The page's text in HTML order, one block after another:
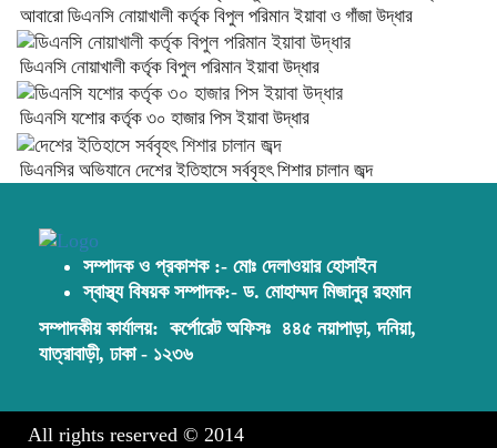
আবারো ডিএনসি নোয়াখালী কর্তৃক বিপুল পরিমান ইয়াবা ও গাঁজা উদ্ধার
ডিএনসি নোয়াখালী কর্তৃক বিপুল পরিমান ইয়াবা উদ্ধার
ডিএনসি যশোর কর্তৃক ৩০ হাজার পিস ইয়াবা উদ্ধার
ডিএনসির অভিযানে দেশের ইতিহাসে সর্ববৃহৎ শিশার চালান জব্দ
সম্পাদক ও প্রকাশক :- মোঃ দেলাওয়ার হোসাইন
স্বাস্থ্য বিষয়ক সম্পাদক:- ড. মোহাম্মদ মিজানুর রহমান
সম্পাদকীয় কার্যালয়: কর্পোরেট অফিসঃ ৪৪৫ নয়াপাড়া, দনিয়া,
যাত্রাবাড়ী, ঢাকা - ১২৩৬
All rights reserved © 2014